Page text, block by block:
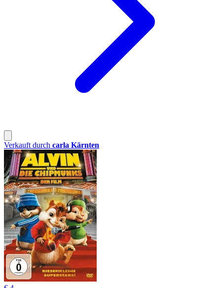
Verkauft durch carla Kärnten